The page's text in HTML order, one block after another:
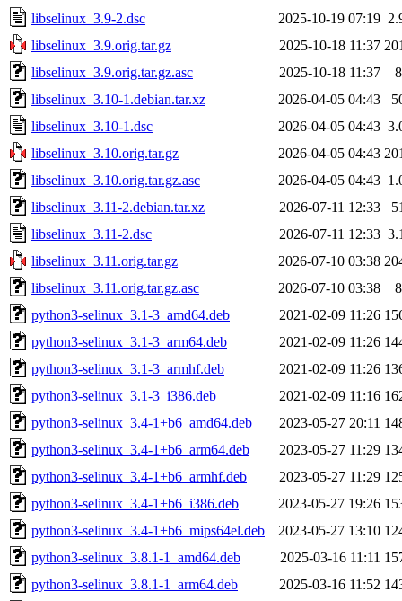
libselinux_3.9-2.dsc
2025-10-19 07:19
libselinux_3.9.orig.tar.gz
2025-10-18 11:37
libselinux_3.9.orig.tar.gz.asc
2025-10-18 11:37
libselinux_3.10-1.debian.tar.xz
2026-04-05 04:43
libselinux_3.10-1.dsc
2026-04-05 04:43
libselinux_3.10.orig.tar.gz
2026-04-05 04:43
libselinux_3.10.orig.tar.gz.asc
2026-04-05 04:43
libselinux_3.11-2.debian.tar.xz
2026-07-11 12:33
libselinux_3.11-2.dsc
2026-07-11 12:33
libselinux_3.11.orig.tar.gz
2026-07-10 03:38
libselinux_3.11.orig.tar.gz.asc
2026-07-10 03:38
python3-selinux_3.1-3_amd64.deb
2021-02-09 11:26
python3-selinux_3.1-3_arm64.deb
2021-02-09 11:26
python3-selinux_3.1-3_armhf.deb
2021-02-09 11:26
python3-selinux_3.1-3_i386.deb
2021-02-09 11:16
python3-selinux_3.4-1+b6_amd64.deb
2023-05-27 20:11
python3-selinux_3.4-1+b6_arm64.deb
2023-05-27 11:29
python3-selinux_3.4-1+b6_armhf.deb
2023-05-27 11:29
python3-selinux_3.4-1+b6_i386.deb
2023-05-27 19:26
python3-selinux_3.4-1+b6_mips64el.deb
2023-05-27 13:10
python3-selinux_3.8.1-1_amd64.deb
2025-03-16 11:11
python3-selinux_3.8.1-1_arm64.deb
2025-03-16 11:52